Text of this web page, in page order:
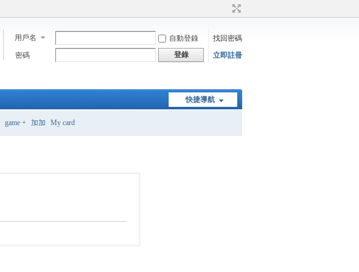
用戶名 自動登錄
找回密碼
密碼
登錄 立即註冊
快捷導航
game + 加加 My card